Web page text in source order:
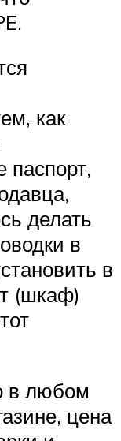
как
паспорт,
делать
в
в
(шкаф)
в любом
цена